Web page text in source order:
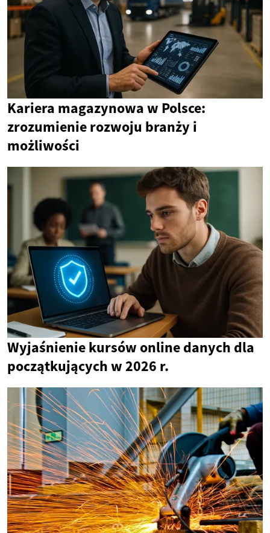
Kariera magazynowa w Polsce:
zrozumienie rozwoju branży i
możliwości
Wyjaśnienie kursów online danych dla
początkujących w 2026 r.